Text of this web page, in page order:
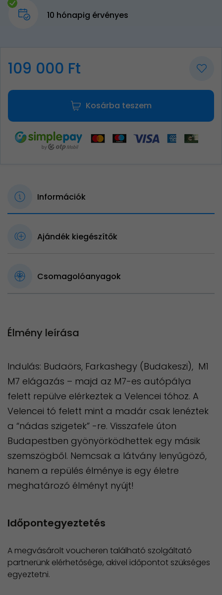
10 hónapig érvényes
109 000 Ft
Kosárba teszem
Információk
Ajándék kiegészítők
Csomagolóanyagok
Élmény leírása
Indulás: Budaörs, Farkashegy (Budakeszi), M1
M7 elágazás – majd az M7-es autópálya
felett repülve elérkeztek a Velencei tóhoz. A
Velencei tó felett mint a madár csak lenéztek
a “nádas szigetek” -re. Visszafele úton
Budapestben gyönyörködhettek egy másik
szemszögből. Nemcsak a látvány lenyűgöző,
hanem a repülés élménye is egy életre
meghatározó élményt nyújt!
Időpontegyeztetés
A megvásárolt voucheren található szolgáltató
partnerünk elérhetősége, akivel időpontot szükséges
egyeztetni.